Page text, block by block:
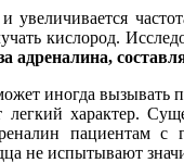
кислород.
адреналина,
иногда вызывать
характер.
пациентам
не испытывают